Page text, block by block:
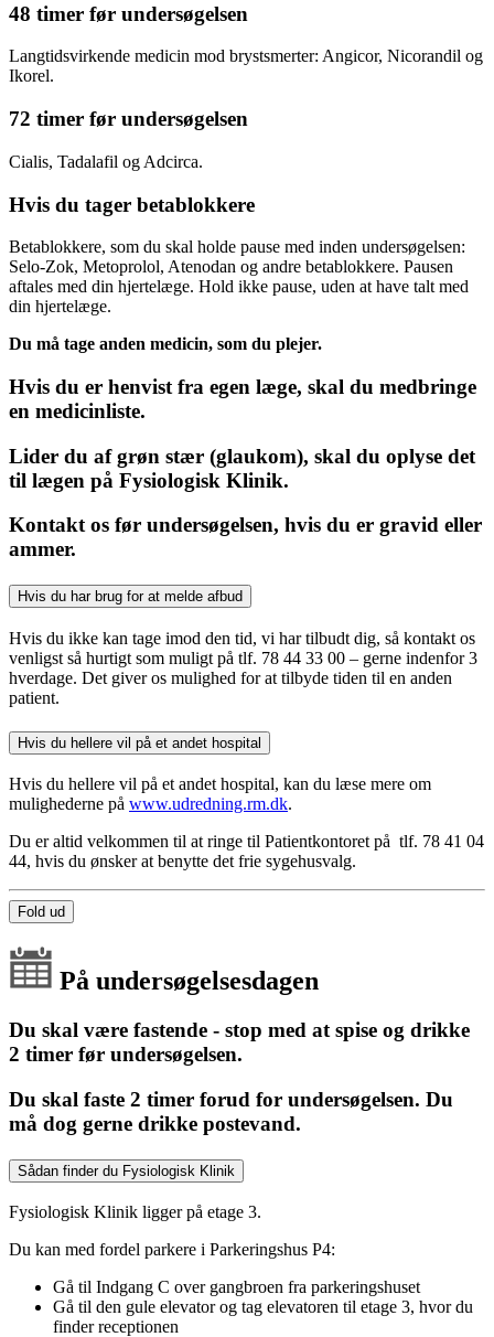
48 timer før undersøgelsen
Langtidsvirkende medicin mod brystsmerter: Angicor, Nicorandil og
Ikorel.
72 timer før undersøgelsen
Cialis, Tadalafil og Adcirca.
Hvis du tager betablokkere
Betablokkere, som du skal holde pause med inden undersøgelsen:
Selo-Zok, Metoprolol, Atenodan og andre betablokkere. Pausen
aftales med din hjertelæge. Hold ikke pause, uden at have talt med
din hjertelæge.
Du må tage anden medicin, som du plejer.
Hvis du er henvist fra egen læge, skal du medbringe
en medicinliste.
Lider du af grøn stær (glaukom), skal du oplyse det
til lægen på Fysiologisk Klinik.
Kontakt os før undersøgelsen, hvis du er gravid eller
ammer.
Hvis du har brug for at melde afbud
Hvis du ikke kan tage imod den tid, vi har tilbudt dig, så kontakt os
venligst så hurtigt som muligt på tlf. 78 44 33 00 – gerne indenfor 3
hverdage. Det giver os mulighed for at tilbyde tiden til en anden
patient.
Hvis du hellere vil på et andet hospital
Hvis du hellere vil på et andet hospital, kan du læse mere om
mulighederne på www.udredning.rm.dk.
Du er altid velkommen til at ringe til Patientkontoret på tlf. 78 41 04
44, hvis du ønsker at benytte det frie sygehusvalg.
Fold ud
På undersøgelsesdagen
Du skal være fastende - stop med at spise og drikke
2 timer før undersøgelsen.
Du skal faste 2 timer forud for undersøgelsen. Du
må dog gerne drikke postevand.
Sådan finder du Fysiologisk Klinik
Fysiologisk Klinik ligger på etage 3.
Du kan med fordel parkere i Parkeringshus P4:
Gå til Indgang C over gangbroen fra parkeringshuset
Gå til den gule elevator og tag elevatoren til etage 3, hvor du
finder receptionen